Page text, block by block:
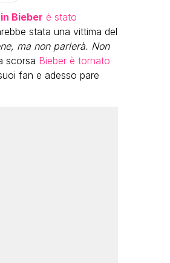
Bieber è stato
stata una vittima del
ma non parlerà. Non
scorsa Bieber è tornato
fan e adesso pare